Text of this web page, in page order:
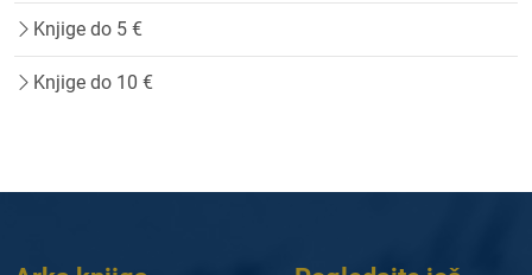
Knjige do 5 €
Knjige do 10 €